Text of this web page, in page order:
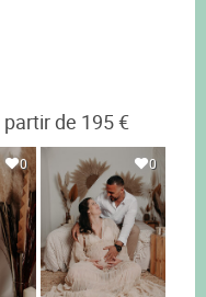
de 195 €
0 0